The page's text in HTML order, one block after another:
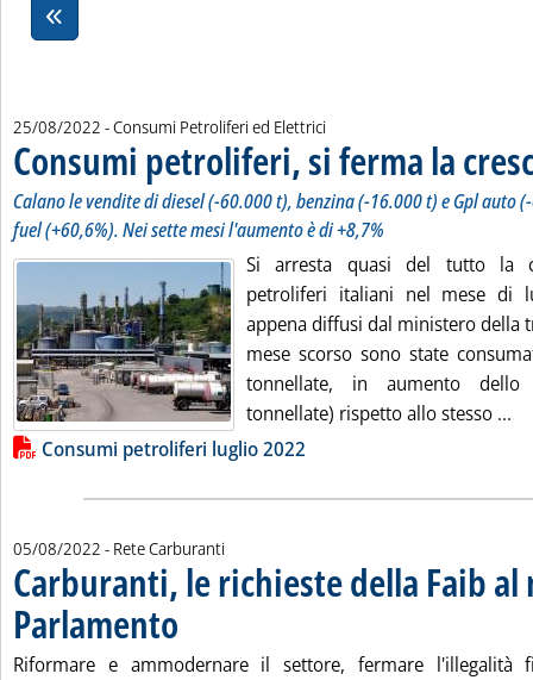
25/08/2022 - Consumi Petroliferi ed Elettrici
Consumi petroliferi, si ferma la
Calano le vendite di diesel (-60.000 t), benzina (-16.000 t) e Gpl auto
fuel (+60,6%). Nei sette mesi l'aumento è di +8,7%
Si arresta quasi del tutto la
petroliferi italiani nel mese di
appena diffusi dal ministero della
mese scorso sono state
tonnellate, in aumento
tonnellate) rispetto allo stesso ...
Lista allegati PDF alla notizia
Consumi petroliferi luglio 2022
05/08/2022 - Rete Carburanti
Carburanti, le richieste della Faib al
Parlamento
Riformare e ammodernare il settore, fermare l'illegalità